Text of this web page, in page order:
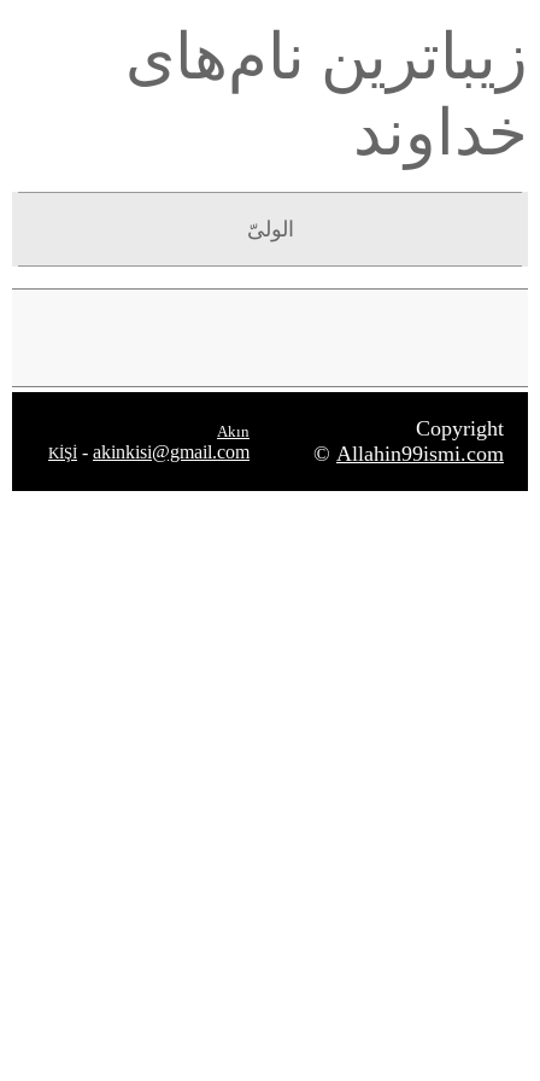
زیباترین نام‌های
خداوند
الولیّ
Copyright
© Allahin99ismi.com
Akın
KİŞİ - akinkisi@gmail.com